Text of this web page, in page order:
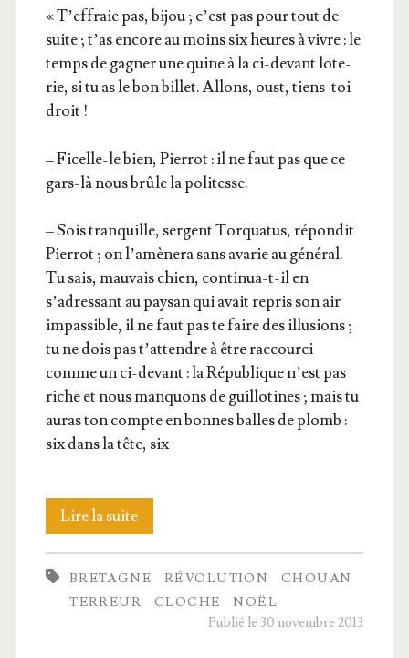
« T’effraie pas, bijou ; c’est pas pour tout de
suite ; t’as encore au moins six heures à vivre : le
temps de gagner une quine à la ci-devant lote­
rie, si tu as le bon billet. Allons, oust, tiens-toi
droit !
– Ficelle-le bien, Pier­rot : il ne faut pas que ce
gars-là nous brûle la politesse.
– Sois tran­quille, ser­gent Tor­qua­tus, répon­dit
Pier­rot ; on l’amènera sans ava­rie au géné­ral.
Tu sais, mau­vais chien, conti­nua-t-il en
s’adressant au pay­san qui avait repris son air
impas­sible, il ne faut pas te faire des illu­sions ;
tu ne dois pas t’attendre à être rac­cour­ci
comme un ci-devant : la Répu­blique n’est pas
riche et nous man­quons de guillo­tines ; mais tu
auras ton compte en bonnes balles de plomb :
six dans la tête, six
Lire la suiteNoël
chouan
BRETAGNE RÉVOLUTION
CHOUAN
TERREUR
CLOCHE
NOËL
Publié le 30 novembre 2013